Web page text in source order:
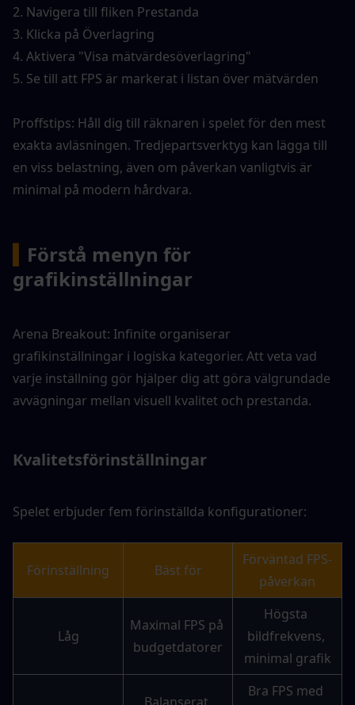
2. Navigera till fliken Prestanda
3. Klicka på Överlagring
4. Aktivera "Visa mätvärdesöverlagring"
5. Se till att FPS är markerat i listan över mätvärden
Proffstips: Håll dig till räknaren i spelet för den mest
exakta avläsningen. Tredjepartsverktyg kan lägga till
en viss belastning, även om påverkan vanligtvis är
minimal på modern hårdvara.
Förstå menyn för
grafikinställningar
Arena Breakout: Infinite organiserar
grafikinställningar i logiska kategorier. Att veta vad
varje inställning gör hjälper dig att göra välgrundade
avvägningar mellan visuell kvalitet och prestanda.
Kvalitetsförinställningar
Spelet erbjuder fem förinställda konfigurationer:
Förinställning Bäst för
Förväntad FPS-
påverkan
Låg
Maximal FPS på
budgetdatorer
Högsta
bildfrekvens,
minimal grafik
Bra FPS med